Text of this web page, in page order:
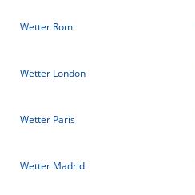
Wetter Rom
Wetter London
Wetter Paris
Wetter Madrid